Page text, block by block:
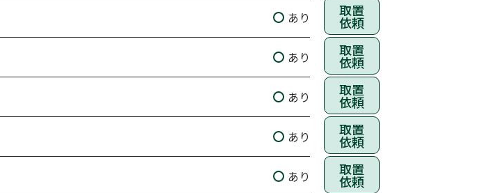
あり 取置
依頼
あり 取置
依頼
あり 取置
依頼
あり 取置
依頼
あり 取置
依頼